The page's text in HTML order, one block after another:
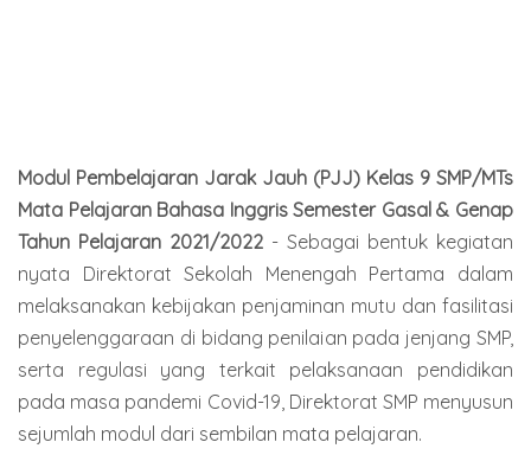
Modul Pembelajaran Jarak Jauh (PJJ) Kelas 9 SMP/MTs
Mata Pelajaran Bahasa Inggris Semester Gasal & Genap
Tahun Pelajaran 2021/2022 - Sebagai bentuk kegiatan
nyata Direktorat Sekolah Menengah Pertama dalam
melaksanakan kebijakan penjaminan mutu dan fasilitasi
penyelenggaraan di bidang penilaian pada jenjang SMP,
serta regulasi yang terkait pelaksanaan pendidikan
pada masa pandemi Covid-19, Direktorat SMP menyusun
sejumlah modul dari sembilan mata pelajaran.